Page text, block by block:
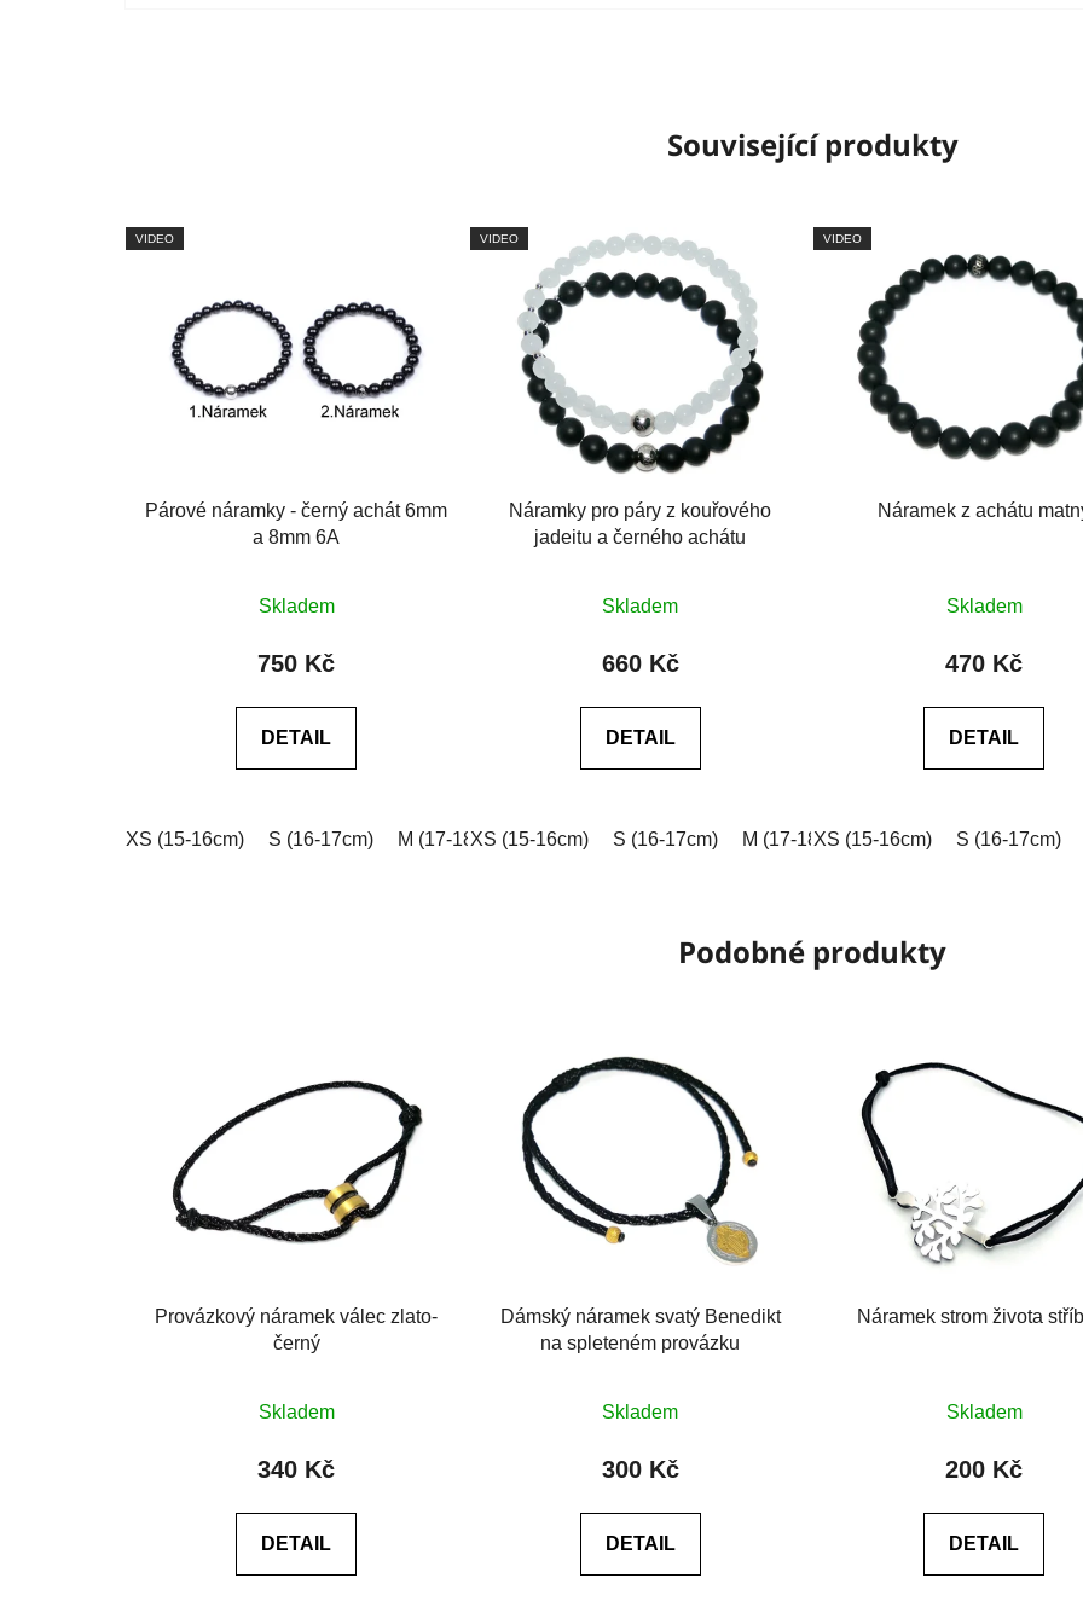
Související produkty
VIDEO
Párové náramky - černý achát 6mm
a 8mm 6A
Skladem
750 Kč
DETAIL
XS (15-16cm) S (16-17cm) M (17-18cm) L (18-19cm) XL (19-20cm) XXL (20-21cm) Na míru
VIDEO
Náramky pro páry z kouřového
jadeitu a černého achátu
Skladem
660 Kč
DETAIL
XS (15-16cm) S (16-17cm) M (17-18cm) L (18-19cm) XL (19-
VIDEO
Náramek z achátu
hodnocení
produktu
z
Skladem
470 Kč
DETAIL
XS (15-16cm) S (16-17cm)
Podobné produkty
Provázkový náramek válec zlato-
černý
Skladem
340 Kč
DETAIL
Dámský náramek svatý Benedikt
na spleteném provázku
hodnocení
produktu
z
Skladem
300 Kč
DETAIL
Náramek strom života
Skladem
200 Kč
DETAIL